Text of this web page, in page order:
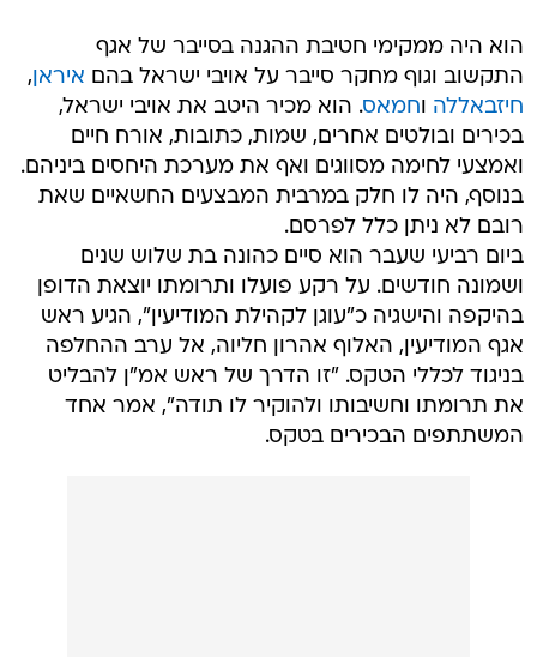
הוא היה ממקימי חטיבת ההגנה בסייבר של אגף
התקשוב וגוף מחקר סייבר על אויבי ישראל בהם איראן,
חיזבאללה וחמאס. הוא מכיר היטב את אויבי ישראל,
בכירים ובולטים אחרים, שמות, כתובות, אורח חיים
ואמצעי לחימה מסווגים ואף את מערכת היחסים ביניהם.
בנוסף, היה לו חלק במרבית המבצעים החשאיים שאת
רובם לא ניתן כלל לפרסם.
ביום רביעי שעבר הוא סיים כהונה בת שלוש שנים
ושמונה חודשים. על רקע פועלו ותרומתו יוצאת הדופן
בהיקפה והישגיה כ"עוגן לקהילת המודיעין", הגיע ראש
אגף המודיעין, האלוף אהרון חליוה, אל ערב ההחלפה
בניגוד לכללי הטקס. "זו הדרך של ראש אמ"ן להבליט
את תרומתו וחשיבותו ולהוקיר לו תודה", אמר אחד
המשתתפים הבכירים בטקס.